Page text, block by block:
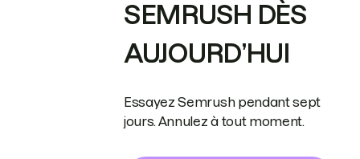
SEMRUSH DÈS
AUJOURD’HUI
Essayez Semrush pendant sept
jours. Annulez à tout moment.